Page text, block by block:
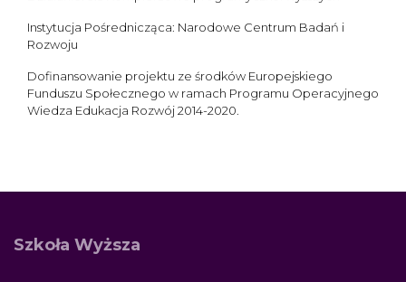
Instytucja Pośrednicząca: Narodowe Centrum Badań i
Rozwoju
Dofinansowanie projektu ze środków Europejskiego
Funduszu Społecznego w ramach Programu Operacyjnego
Wiedza Edukacja Rozwój 2014-2020.
Szkoła Wyższa